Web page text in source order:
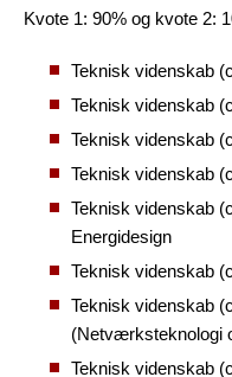
Kvote 1: 90% og kvote 2:
Teknisk videnskab
Teknisk videnskab
Teknisk videnskab
Teknisk videnskab
Teknisk videnskab
Energidesign
Teknisk videnskab
Teknisk videnskab
(Netværksteknologi
Teknisk videnskab